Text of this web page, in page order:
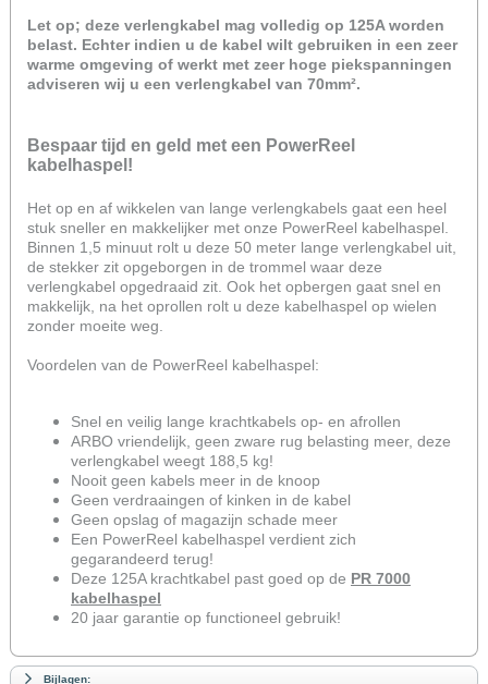
Let op; deze verlengkabel mag volledig op 125A worden
belast. Echter indien u de kabel wilt gebruiken in een zeer
warme omgeving of werkt met zeer hoge piekspanningen
adviseren wij u een verlengkabel van 70mm².
Bespaar tijd en geld met een PowerReel
kabelhaspel!
Het op en af wikkelen van lange verlengkabels gaat een heel
stuk sneller en makkelijker met onze PowerReel kabelhaspel.
Binnen 1,5 minuut rolt u deze 50 meter lange verlengkabel uit,
de stekker zit opgeborgen in de trommel waar deze
verlengkabel opgedraaid zit. Ook het opbergen gaat snel en
makkelijk, na het oprollen rolt u deze kabelhaspel op wielen
zonder moeite weg.
Voordelen van de PowerReel kabelhaspel:
Snel en veilig lange krachtkabels op- en afrollen
ARBO vriendelijk, geen zware rug belasting meer, deze
verlengkabel weegt 188,5 kg!
Nooit geen kabels meer in de knoop
Geen verdraaingen of kinken in de kabel
Geen opslag of magazijn schade meer
Een PowerReel kabelhaspel verdient zich
gegarandeerd terug!
Deze 125A krachtkabel past goed op de PR 7000
kabelhaspel
20 jaar garantie op functioneel gebruik!
Bijlagen: